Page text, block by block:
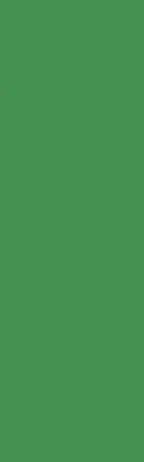
du démon de
du gardien
désormais
l’utilisation
édition limitée…
Brisée dans la
Mets des objets
deux objets
chose : ce
à coup sûr !
une lumière
réservés.